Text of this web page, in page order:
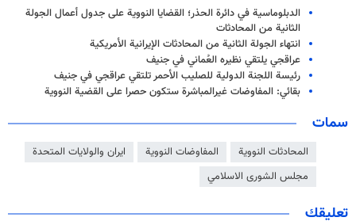
الدبلوماسية في دائرة الحذر؛ القضايا النووية على جدول أعمال الجولة
الثانية من المحادثات
انتهاء الجولة الثانية من المحادثات الإيرانية الأمريكية
عراقجي يلتقي نظيره العُماني في جنيف
رئيسة اللجنة الدولية للصليب الأحمر تلتقي عراقجي في جنيف
بقائي: المفاوضات غيرالمباشرة ستكون حصرا على القضية النووية
سمات
المحادثات النووية المفاوضات النووية
ايران والولايات المتحدة
مجلس الشورى الاسلامي
تعليقك